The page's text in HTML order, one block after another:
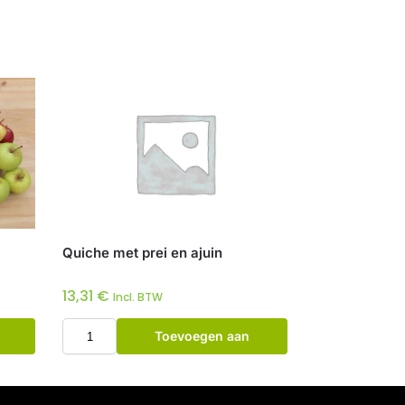
Quiche met prei en ajuin
13,31 € Incl. BTW
Toevoegen aan